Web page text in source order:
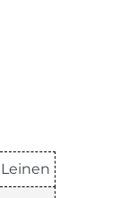
Leinen